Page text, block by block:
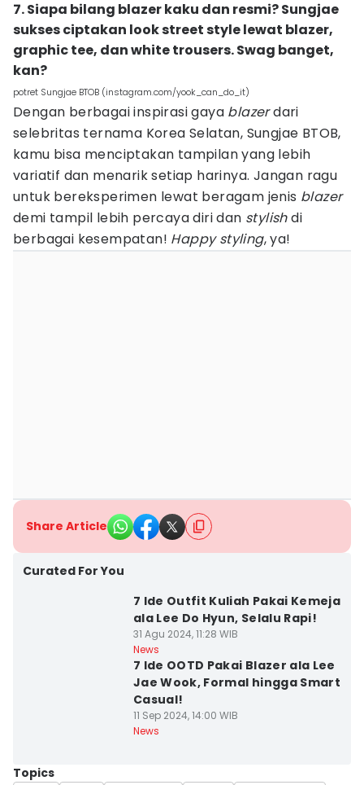
7. Siapa bilang blazer kaku dan resmi? Sungjae
sukses ciptakan look street style lewat blazer,
graphic tee, dan white trousers. Swag banget,
kan?
potret Sungjae BTOB (instagram.com/yook_can_do_it)
Dengan berbagai inspirasi gaya blazerdari
selebritas ternama Korea Selatan, Sungjae BTOB,
kamu bisa menciptakan tampilan yang lebih
variatif dan menarik setiap harinya. Jangan ragu
untuk bereksperimen lewat beragam jenis blazer
demi tampil lebih percaya diri dan stylishdi
berbagai kesempatan! Happy styling, ya!
Share Article
Curated For You
7 Ide Outfit Kuliah Pakai Kemeja
ala Lee Do Hyun, Selalu Rapi!
31 Agu 2024, 11:28 WIB
News
7 Ide OOTD Pakai Blazer ala Lee
Jae Wook, Formal hingga Smart
Casual!
11 Sep 2024, 14:00 WIB
News
Topics